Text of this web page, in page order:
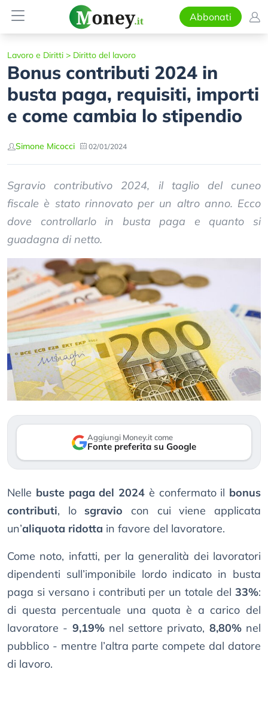
Abbonati
Lavoro e Diritti > Diritto del lavoro
Bonus contributi 2024 in
busta paga, requisiti, importi
e come cambia lo stipendio
Simone Micocci 02/01/2024
Sgravio contributivo 2024, il taglio del cuneo
fiscale è stato rinnovato per un altro anno. Ecco
dove controllarlo in busta paga e quanto si
guadagna di netto.
Aggiungi Money.it come
Fonte preferita su Google
Nelle buste paga del 2024 è confermato il bonus
contributi, lo sgravio con cui viene applicata
un’aliquota ridotta in favore del lavoratore.
Come noto, infatti, per la generalità dei lavoratori
dipendenti sull’imponibile lordo indicato in busta
paga si versano i contributi per un totale del 33%:
di questa percentuale una quota è a carico del
lavoratore - 9,19%nel settore privato, 8,80%nel
pubblico - mentre l’altra parte compete dal datore
di lavoro.